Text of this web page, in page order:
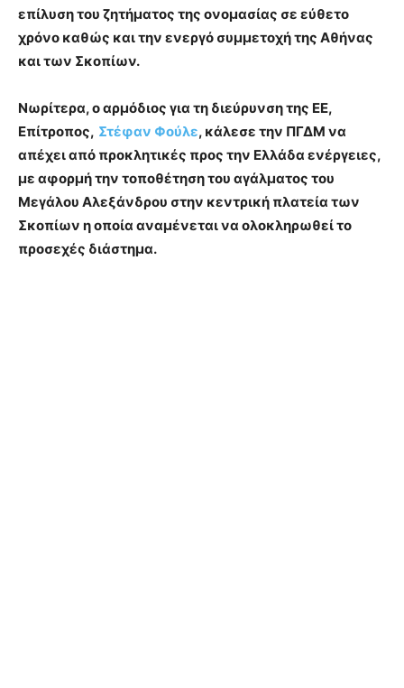
επίλυση του ζητήματος της ονομασίας σε εύθετο
χρόνο καθώς και την ενεργό συμμετοχή της Αθήνας
και των Σκοπίων.
Νωρίτερα, ο αρμόδιος για τη διεύρυνση της ΕΕ,
Επίτροπος, Στέφαν Φούλε, κάλεσε την ΠΓΔΜ να
απέχει από προκλητικές προς την Ελλάδα ενέργειες,
με αφορμή την τοποθέτηση του αγάλματος του
Μεγάλου Αλεξάνδρου στην κεντρική πλατεία των
Σκοπίων η οποία αναμένεται να ολοκληρωθεί το
προσεχές διάστημα.